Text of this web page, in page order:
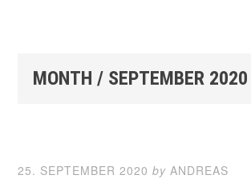
MONTH / SEPTEMBER 2020
25. SEPTEMBER 2020 by ANDREAS